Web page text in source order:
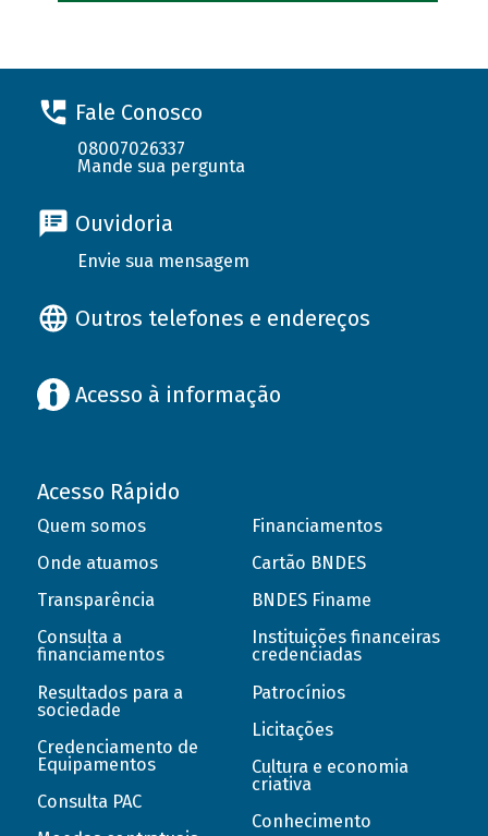
Fale Conosco
08007026337
Mande sua pergunta
Ouvidoria
Envie sua mensagem
Outros telefones e endereços
Acesso à informação
Acesso Rápido
Quem somos
Onde atuamos
Transparência
Consulta a
financiamentos
Resultados para a
sociedade
Credenciamento de
Equipamentos
Consulta PAC
Financiamentos
Cartão BNDES
BNDES Finame
Instituições financeiras
credenciadas
Patrocínios
Licitações
Cultura e economia
criativa
Conhecimento